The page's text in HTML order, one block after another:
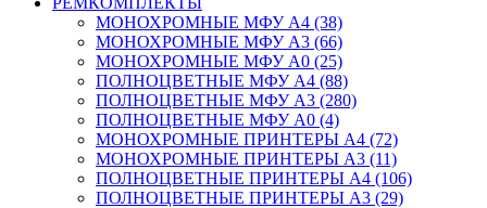
МОНОХРОМНЫЕ МФУ А4 (38)
МОНОХРОМНЫЕ МФУ А3 (66)
МОНОХРОМНЫЕ МФУ А0 (25)
ПОЛНОЦВЕТНЫЕ МФУ А4 (88)
ПОЛНОЦВЕТНЫЕ МФУ А3 (280)
ПОЛНОЦВЕТНЫЕ МФУ А0 (4)
МОНОХРОМНЫЕ ПРИНТЕРЫ А4 (72)
МОНОХРОМНЫЕ ПРИНТЕРЫ А3 (11)
ПОЛНОЦВЕТНЫЕ ПРИНТЕРЫ А4 (106)
ПОЛНОЦВЕТНЫЕ ПРИНТЕРЫ А3 (29)